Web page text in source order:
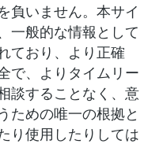
負いません。本サイ
一般的な情報として
ており、より正確
で、よりタイムリー
談することなく、意
ための唯一の根拠と
り使用したりしては